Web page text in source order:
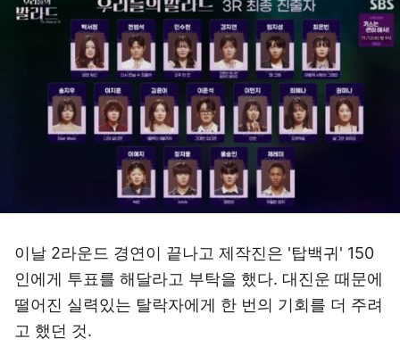
이날 2라운드 경연이 끝나고 제작진은 '탑백귀' 150
인에게 투표를 해달라고 부탁을 했다. 대진운 때문에
떨어진 실력있는 탈락자에게 한 번의 기회를 더 주려
고 했던 것.